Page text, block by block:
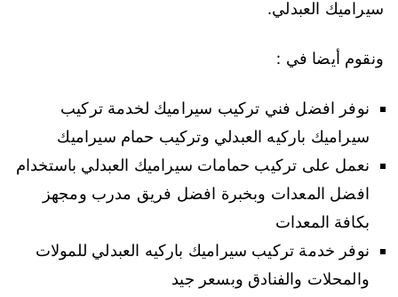
سيراميك العبدلي.
ونقوم أيضا في :
نوفر افضل فني تركيب سيراميك لخدمة تركيب
سيراميك باركيه العبدلي وتركيب حمام سيراميك
نعمل على تركيب حمامات سيراميك العبدلي باستخدام
افضل المعدات وبخبرة افضل فريق مدرب ومجهز
بكافة المعدات
نوفر خدمة تركيب سيراميك باركيه العبدلي للمولات
والمحلات والفنادق وبسعر جيد